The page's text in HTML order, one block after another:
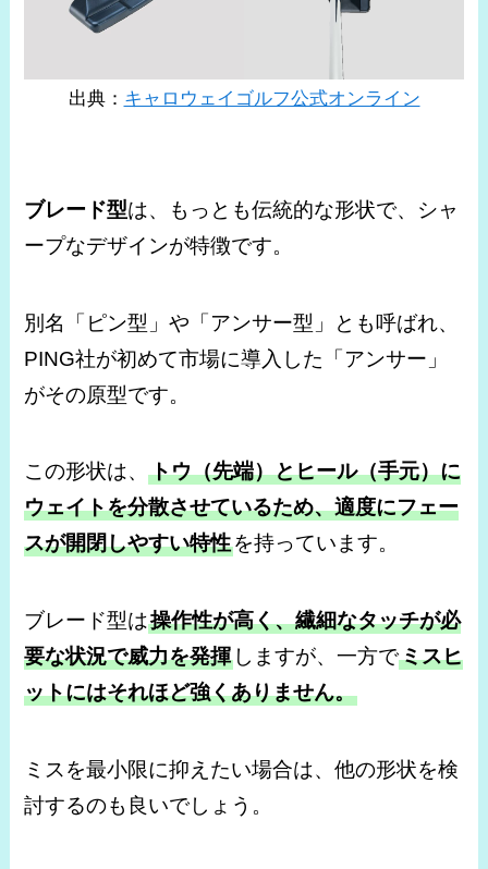
出典： キャロウェイゴルフ公式オンライン
ブレード型は、もっとも伝統的な形状で、シャ
ープなデザインが特徴です。
別名「ピン型」や「アンサー型」とも呼ばれ、
PING社が初めて市場に導入した「アンサー」
がその原型です。
この形状は、トウ（先端）とヒール（手元）に
ウェイトを分散させているため、適度にフェー
スが開閉しやすい特性を持っています。
ブレード型は操作性が高く、繊細なタッチが必
要な状況で威力を発揮 しますが、一方でミスヒ
ットにはそれほど強くありません。
ミスを最小限に抑えたい場合は、他の形状を検
討するのも良いでしょう。